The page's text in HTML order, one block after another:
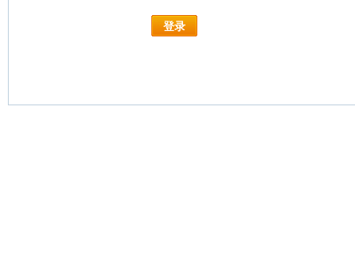
登录